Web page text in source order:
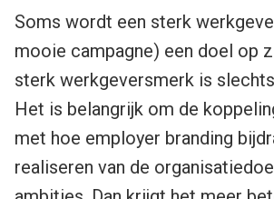
Soms wordt een sterk
mooie campagne) een doel op
sterk werkgeversmerk is
Het is belangrijk om de
met hoe employer branding
realiseren van de